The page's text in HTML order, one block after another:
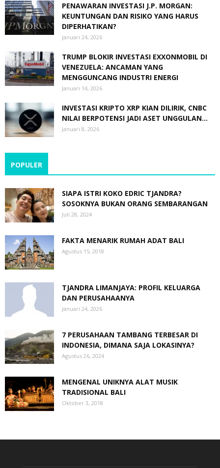
PENAWARAN INVESTASI J.P. MORGAN:
KEUNTUNGAN DAN RISIKO YANG HARUS
DIPERHATIKAN?
Januari 24, 2026
TRUMP BLOKIR INVESTASI EXXONMOBIL DI
VENEZUELA: ANCAMAN YANG
MENGGUNCANG INDUSTRI ENERGI
Januari 14, 2026
INVESTASI KRIPTO XRP KIAN DILIRIK, CNBC
NILAI BERPOTENSI JADI ASET UNGGULAN...
Januari 8, 2026
POPULER
SIAPA ISTRI KOKO EDRIC TJANDRA?
SOSOKNYA BUKAN ORANG SEMBARANGAN
Juli 28, 2024
FAKTA MENARIK RUMAH ADAT BALI
Agustus 15, 2018
TJANDRA LIMANJAYA: PROFIL KELUARGA
DAN PERUSAHAANYA
Januari 24, 2026
7 PERUSAHAAN TAMBANG TERBESAR DI
INDONESIA, DIMANA SAJA LOKASINYA?
Agustus 26, 2024
MENGENAL UNIKNYA ALAT MUSIK
TRADISIONAL BALI
Oktober 3, 2018